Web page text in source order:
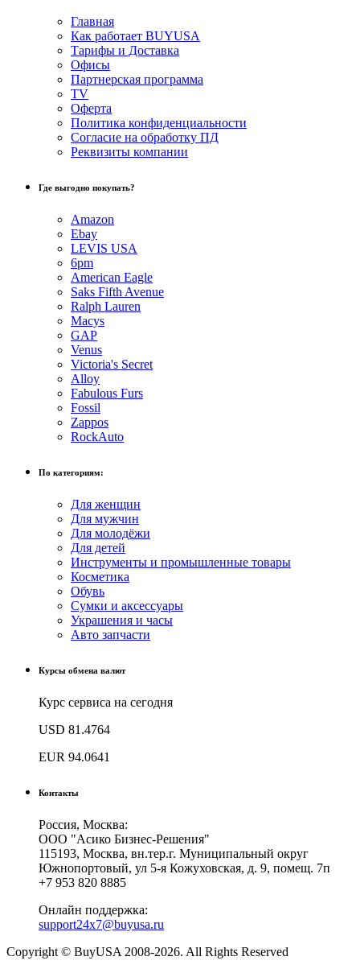
Главная
Как работает BUYUSA
Тарифы и Доставка
Офисы
Партнерская программа
TV
Оферта
Политика конфиденциальности
Согласие на обработку ПД
Реквизиты компании
Где выгодно покупать?
Amazon
Ebay
LEVIS USA
6pm
American Eagle
Saks Fifth Avenue
Ralph Lauren
Macys
GAP
Venus
Victoria's Secret
Alloy
Fabulous Furs
Fossil
Zappos
RockAuto
По категориям:
Для женщин
Для мужчин
Для молодёжи
Для детей
Инструменты и промышленные товары
Косметика
Обувь
Сумки и аксессуары
Украшения и часы
Авто запчасти
Курсы обмена валют
Курс сервиса на сегодня
USD 81.4764
EUR 94.0641
Контакты
Россия, Москва:
ООО "Асико Бизнес-Решения"
115193, Москва, вн.тер.г. Муниципальный округ
Южнопортовый, ул 5-я Кожуховская, д. 9, помещ. 7п
+7 953 820 8885
Онлайн поддержка:
support24x7@buyusa.ru
Copyright © BuyUSA 2008-2026. All Rights Reserved